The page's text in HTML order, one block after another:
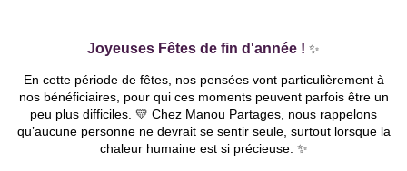
Joyeuses Fêtes de fin d'année ! ✨
En cette période de fêtes, nos pensées vont particulièrement à
nos bénéficiaires, pour qui ces moments peuvent parfois être un
peu plus difficiles. 💛 Chez Manou Partages, nous rappelons
qu’aucune personne ne devrait se sentir seule, surtout lorsque la
chaleur humaine est si précieuse. ✨